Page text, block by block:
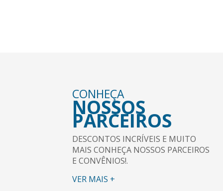
CONHEÇA
NOSSOS
PARCEIROS
DESCONTOS INCRÍVEIS E MUITO
MAIS CONHEÇA NOSSOS PARCEIROS
E CONVÊNIOS!.
VER MAIS +